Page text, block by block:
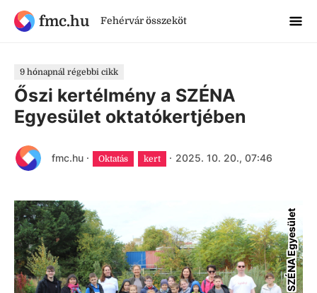
fmc.hu Fehérvár összeköt
9 hónapnál régebbi cikk
Őszi kertélmény a SZÉNA
Egyesület oktatókertjében
fmc.hu · Oktatás kert · 2025. 10. 20., 07:46
SZÉNA Egyesület